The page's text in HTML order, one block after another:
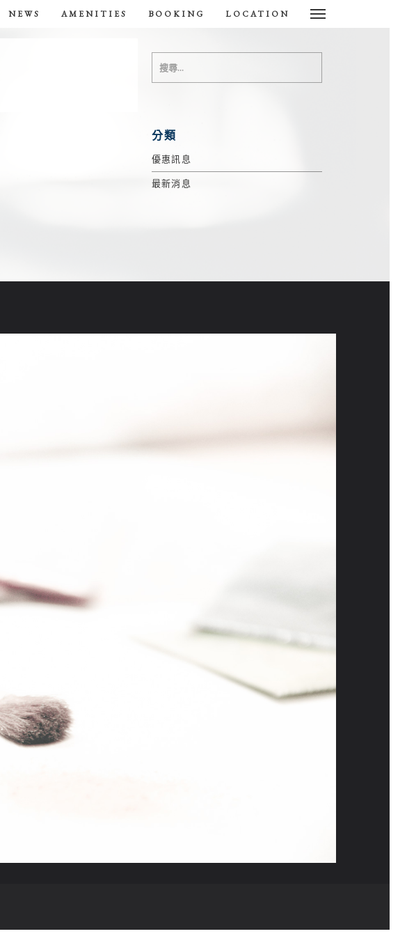
NEWS AMENITIES BOOKING LOCATION
分類
優惠訊息
最新消息